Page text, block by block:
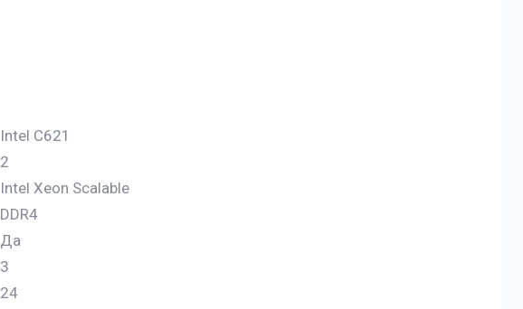
Intel C621
2
Intel Xeon Scalable
DDR4
Да
3
24